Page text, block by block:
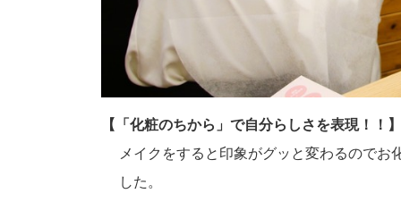
【「化粧のちから」で自分らしさを表現！！
メイクをすると印象がグッと変わるので
した。